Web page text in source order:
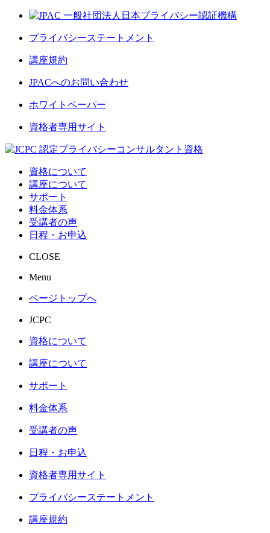
プライバシーステートメント
講座規約
JPACへのお問い合わせ
ホワイトペーパー
資格者専用サイト
資格について
講座について
サポート
料金体系
受講者の声
日程・お申込
CLOSE
Menu
ページトップへ
JCPC
資格について
講座について
サポート
料金体系
受講者の声
日程・お申込
資格者専用サイト
プライバシーステートメント
講座規約